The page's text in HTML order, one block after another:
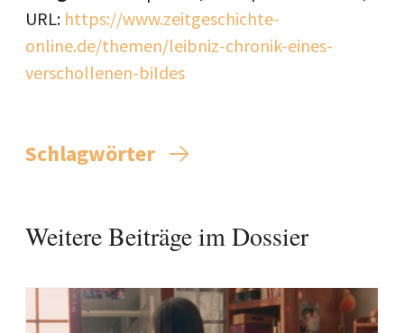
URL: https://www.zeitgeschichte-
online.de/themen/leibniz-chronik-eines-
verschollenen-bildes
Schlagwörter
Weitere Beiträge im Dossier